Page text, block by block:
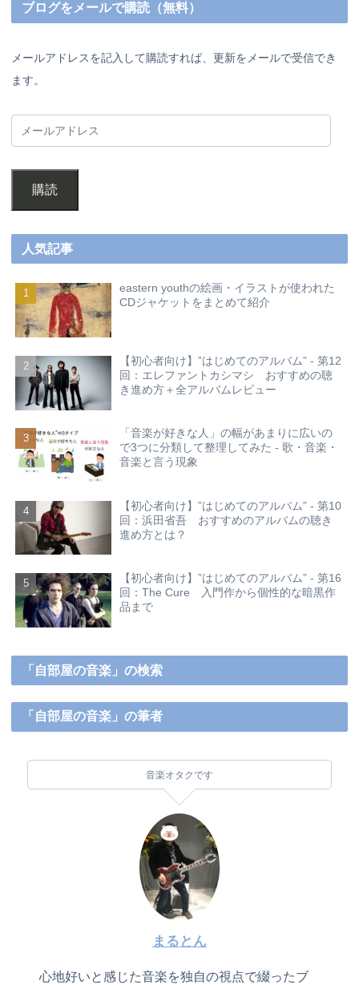
ブログをメールで購読（無料）
メールアドレスを記入して購読すれば、更新をメールで受信でき
ます。
購読
人気記事
eastern youthの絵画・イラストが使われた
CDジャケットをまとめて紹介
【初心者向け】”はじめてのアルバム” - 第12
回：エレファントカシマシ おすすめの聴
き進め方＋全アルバムレビュー
「音楽が好きな人」の幅があまりに広いの
で3つに分類して整理してみた - 歌・音楽・
音楽と言う現象
【初心者向け】”はじめてのアルバム” - 第10
回：浜田省吾 おすすめのアルバムの聴き
進め方とは？
【初心者向け】”はじめてのアルバム” - 第16
回：The Cure 入門作から個性的な暗黒作
品まで
「自部屋の音楽」の検索
「自部屋の音楽」の筆者
音楽オタクです
まるとん
心地好いと感じた音楽を独自の視点で綴ったブ